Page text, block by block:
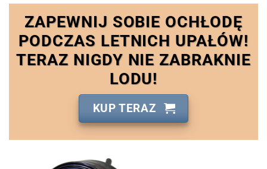
ZAPEWNIJ SOBIE OCHŁODĘ
PODCZAS LETNICH UPAŁÓW!
TERAZ NIGDY NIE ZABRAKNIE
LODU!
KUP TERAZ